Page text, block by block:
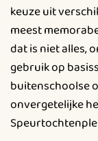
keuze uit
meest
dat is niet alles,
gebruik op
buitenschoolse
onvergetelijke